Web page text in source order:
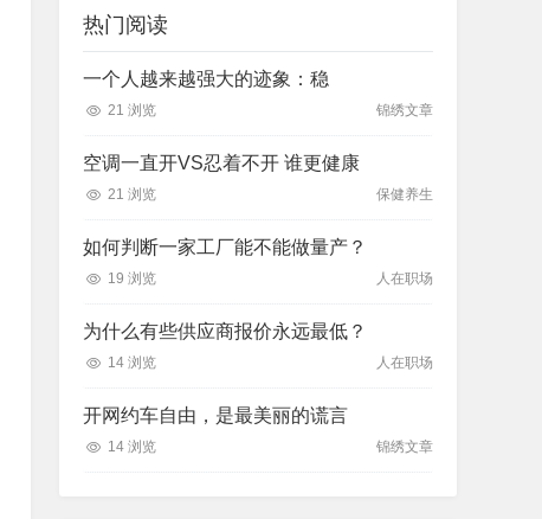
热门阅读
一个人越来越强大的迹象：稳
21 浏览 锦绣文章
空调一直开VS忍着不开 谁更健康
21 浏览 保健养生
如何判断一家工厂能不能做量产？
19 浏览 人在职场
为什么有些供应商报价永远最低？
14 浏览 人在职场
开网约车自由，是最美丽的谎言
14 浏览 锦绣文章